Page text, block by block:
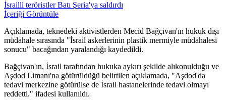
İsrailli teröristler Batı Şeria'ya saldırdı
İçeriği Görüntüle
Açıklamada, teknedeki aktivistlerden Mecid Bağçivan'ın hukuk dışı
müdahale sırasında "İsrail askerlerinin plastik mermiyle müdahalesi
sonucu" bacağından yaralandığı kaydedildi.
Bağçivan'ın, İsrail tarafından hukuka aykırı şekilde alıkonulduğu ve
Aşdod Limanı'na götürüldüğü belirtilen açıklamada, "Aşdod'da
tedavi merkezine götürülse de İsrail hastanelerinde tedavi olmayı
reddetti." ifadesi kullanıldı.